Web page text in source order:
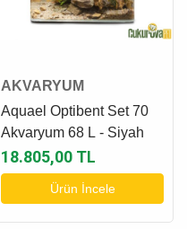
AKVARYUM
Aquael Optibent Set 70
Akvaryum 68 L - Siyah
18.805,00 TL
Ürün İncele